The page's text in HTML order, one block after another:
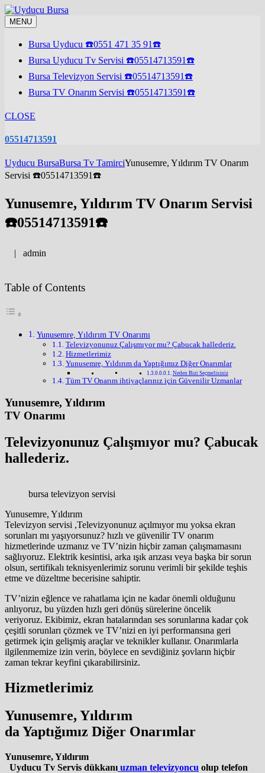
Skip
to
content
MENU
Bursa Uyducu ☎️0551 471 35 91☎️
Bursa Uyducu Tv Servisi ☎️05514713591☎️
Bursa Televizyon Servisi ☎️05514713591☎️
Bursa TV Onarım Servisi ☎️05514713591☎️
CLOSE
05514713591
Uyducu BursaBursa Tv TamirciYunusemre, Yıldırım TV Onarım
Servisi ☎️05514713591☎️
Yunusemre, Yıldırım TV Onarım Servisi
☎️05514713591☎️
| admin
Table of Contents
Yunusemre, Yıldırım TV Onarımı
Televizyonunuz Çalışmıyor mu? Çabucak hallederiz.
Hizmetlerimiz
Yunusemre, Yıldırım da Yaptığımız Diğer Onarımlar
Neden Bizi Seçmelisiniz
Tüm TV Onarım ihtiyaçlarınız için Güvenilir Uzmanlar
Yunusemre, Yıldırım
TV Onarımı
Televizyonunuz Çalışmıyor mu? Çabucak
hallederiz.
bursa televizyon servisi
Yunusemre, Yıldırım
Televizyon servisi ,Televizyonunuz açılmıyor mu yoksa ekran
sorunları mı yaşıyorsunuz? hızlı ve güvenilir TV onarım
hizmetlerinde uzmanız ve TV’nizin hiçbir zaman çalışmamasını
sağlıyoruz. Elektrik kesintisi, arka ışık arızası veya başka bir sorun
olsun, sertifikalı teknisyenlerimiz sorunu verimli bir şekilde teşhis
etme ve düzeltme becerisine sahiptir.
TV’nizin eğlence ve rahatlama için ne kadar önemli olduğunu
anlıyoruz, bu yüzden hızlı geri dönüş sürelerine öncelik
veriyoruz. Ekibimiz, ekran hatalarından ses sorunlarına kadar çok
çeşitli sorunları çözmek ve TV’nizi en iyi performansına geri
getirmek için gelişmiş araçlar ve teknikler kullanır. Onarımlarla
ilgilenmemize izin verin, böylece en sevdiğiniz şovların hiçbir
zaman tekrar keyfini çıkarabilirsiniz.
Hizmetlerimiz
Yunusemre, Yıldırım
da Yaptığımız Diğer Onarımlar
Yunusemre, Yıldırım
Uyducu Tv Servis dükkanı uzman televizyoncu olup telefon